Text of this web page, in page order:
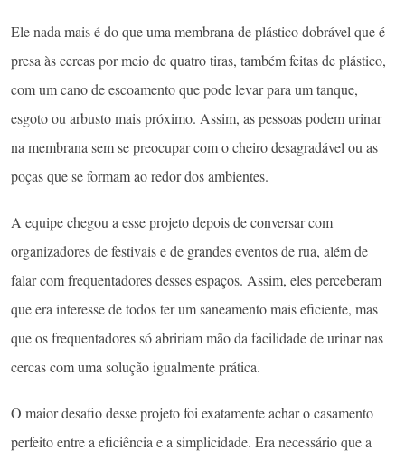
Ele nada mais é do que uma membrana de plástico dobrável que é
presa às cercas por meio de quatro tiras, também feitas de plástico,
com um cano de escoamento que pode levar para um tanque,
esgoto ou arbusto mais próximo. Assim, as pessoas podem urinar
na membrana sem se preocupar com o cheiro desagradável ou as
poças que se formam ao redor dos ambientes.
A equipe chegou a esse projeto depois de conversar com
organizadores de festivais e de grandes eventos de rua, além de
falar com frequentadores desses espaços. Assim, eles perceberam
que era interesse de todos ter um saneamento mais eficiente, mas
que os frequentadores só abririam mão da facilidade de urinar nas
cercas com uma solução igualmente prática.
O maior desafio desse projeto foi exatamente achar o casamento
perfeito entre a eficiência e a simplicidade. Era necessário que a